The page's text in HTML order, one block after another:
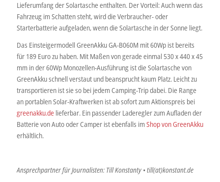
Lieferumfang der Solartasche enthalten. Der Vorteil: Auch wenn das
Fahrzeug im Schatten steht, wird die Verbraucher- oder
Starterbatterie aufgeladen, wenn die Solartasche in der Sonne liegt.
Das Einsteigermodell GreenAkku GA-B060M mit 60Wp ist bereits
für 189 Euro zu haben. Mit Maßen von gerade einmal 530 x 440 x 45
mm in der 60Wp Monozellen-Ausführung ist die Solartasche von
GreenAkku schnell verstaut und beansprucht kaum Platz. Leicht zu
transportieren ist sie so bei jedem Camping-Trip dabei. Die Range
an portablen Solar-Kraftwerken ist ab sofort zum Aktionspreis bei
greenakku.delieferbar. Ein passender Laderegler zum Aufladen der
Batterie von Auto oder Camper ist ebenfalls imShop von GreenAkku
erhältlich.
Ansprechpartner für Journalisten: Till Konstanty • till(at)konstant.de